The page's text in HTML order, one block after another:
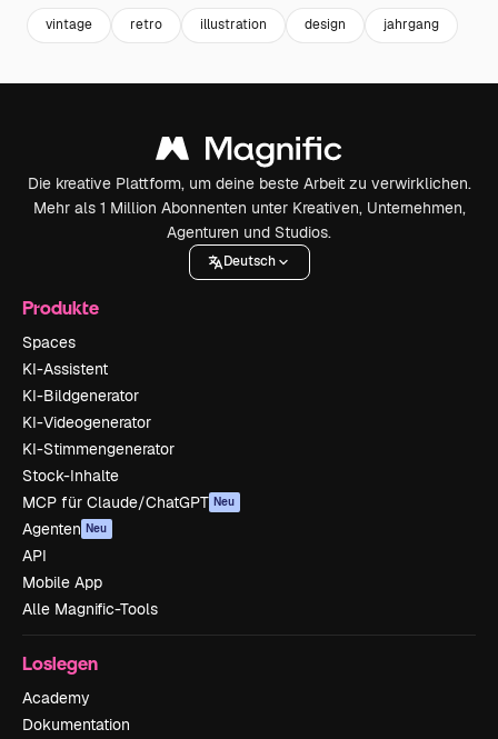
vintage retro illustration design jahrgang
Die kreative Plattform, um deine beste Arbeit zu verwirklichen.
Mehr als 1 Million Abonnenten unter Kreativen, Unternehmen,
Agenturen und Studios.
Deutsch
Produkte
Spaces
KI-Assistent
KI-Bildgenerator
KI-Videogenerator
KI-Stimmengenerator
Stock-Inhalte
MCP für Claude/ChatGPT Neu
Agenten Neu
API
Mobile App
Alle Magnific-Tools
Loslegen
Academy
Dokumentation